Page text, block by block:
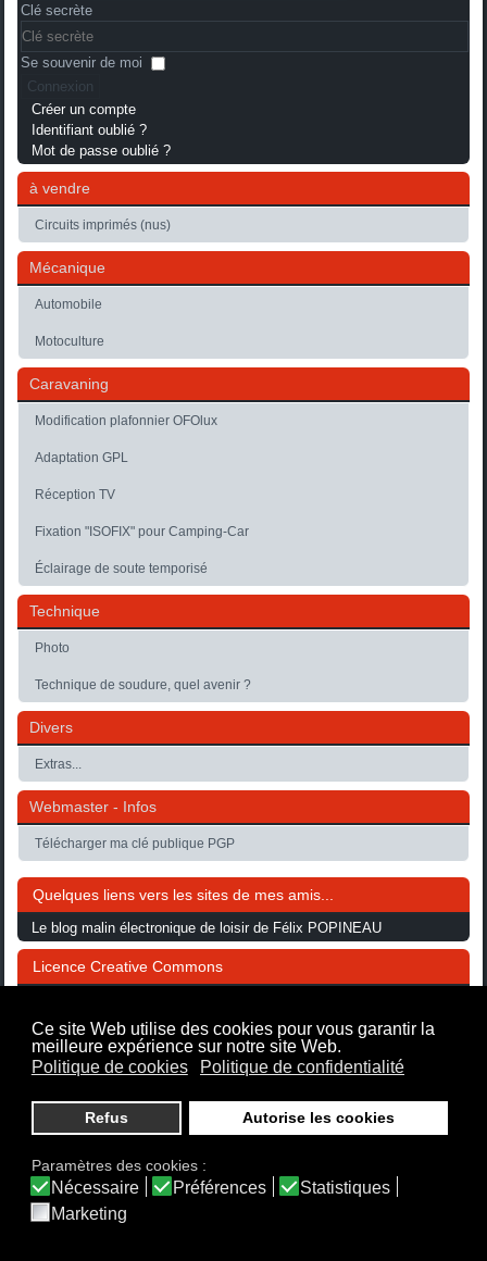
Ce site Web utilise des cookies pour vous garantir la
meilleure expérience sur notre site Web.
Politique de cookies
Politique de confidentialité
Refus Autorise les cookies
Paramètres des cookies :
Nécessaire Préférences
Statistiques
Marketing
Clé secrète
Se souvenir de moi
Connexion
Créer un compte
Identifiant oublié ?
Mot de passe oublié ?
à vendre
Circuits imprimés (nus)
Mécanique
Automobile
Motoculture
Caravaning
Modification plafonnier OFOlux
Adaptation GPL
Réception TV
Fixation "ISOFIX" pour Camping-Car
Éclairage de soute temporisé
Technique
Photo
Technique de soudure, quel avenir ?
Divers
Extras...
Webmaster - Infos
Télécharger ma clé publique PGP
Quelques liens vers les sites de mes amis...
Le blog malin électronique de loisir de Félix POPINEAU
Licence Creative Commons
est mis
à disposition selon les termes de la
Commons
dans les Mêmes Conditions
3.0 France.
Copyright © 2018 Site de Philippe LE GUEN -